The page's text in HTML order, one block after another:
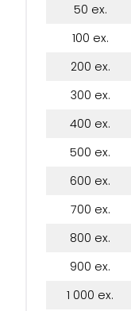
50 ex.
100 ex.
200 ex.
300 ex.
400 ex.
500 ex.
600 ex.
700 ex.
800 ex.
900 ex.
1 000 ex.